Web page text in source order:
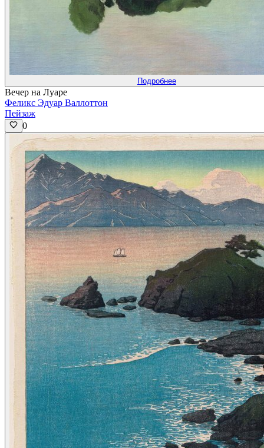
Подробнее
Вечер на Луаре
Феликс Эдуар Валлоттон
Пейзаж
0